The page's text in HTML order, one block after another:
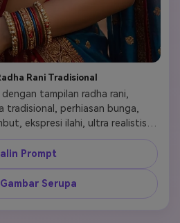
Rani Tradisional
tampilan radha rani,
tradisional, perhiasan bunga,
ekspresi ilahi, ultra realistis,
4k, potret sinematik
Prompt
Serupa